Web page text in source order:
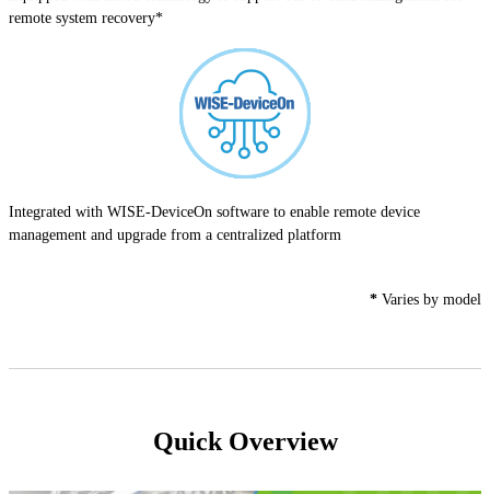
remote system recovery*
Integrated with WISE-DeviceOn software to enable remote device
management and upgrade from a centralized platform
* Varies by model
Quick Overview